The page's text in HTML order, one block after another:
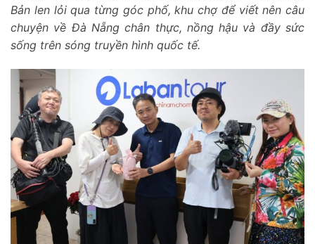
Bản len lỏi qua từng góc phố, khu chợ để viết nên câu
chuyện về Đà Nẵng chân thực, nồng hậu và đầy sức
sống trên sóng truyền hình quốc tế.